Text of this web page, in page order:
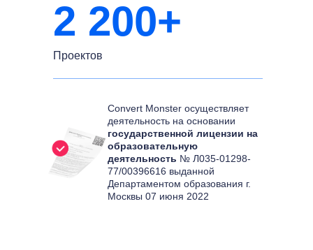
Проектов
2 200+
Convert Monster осуществляет
деятельность на основании
государственной лицензии на
образовательную
деятельность № Л035-01298-
77/00396616 выданной
Департаментом образования г.
Москвы 07 июня 2022